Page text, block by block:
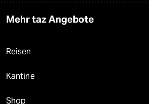
Mehr taz Angebote
Reisen
Kantine
Shop